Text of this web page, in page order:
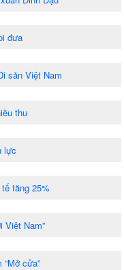
đưa
sản Việt Nam
thu
lực
tăng 25%
Việt Nam”
cửa”